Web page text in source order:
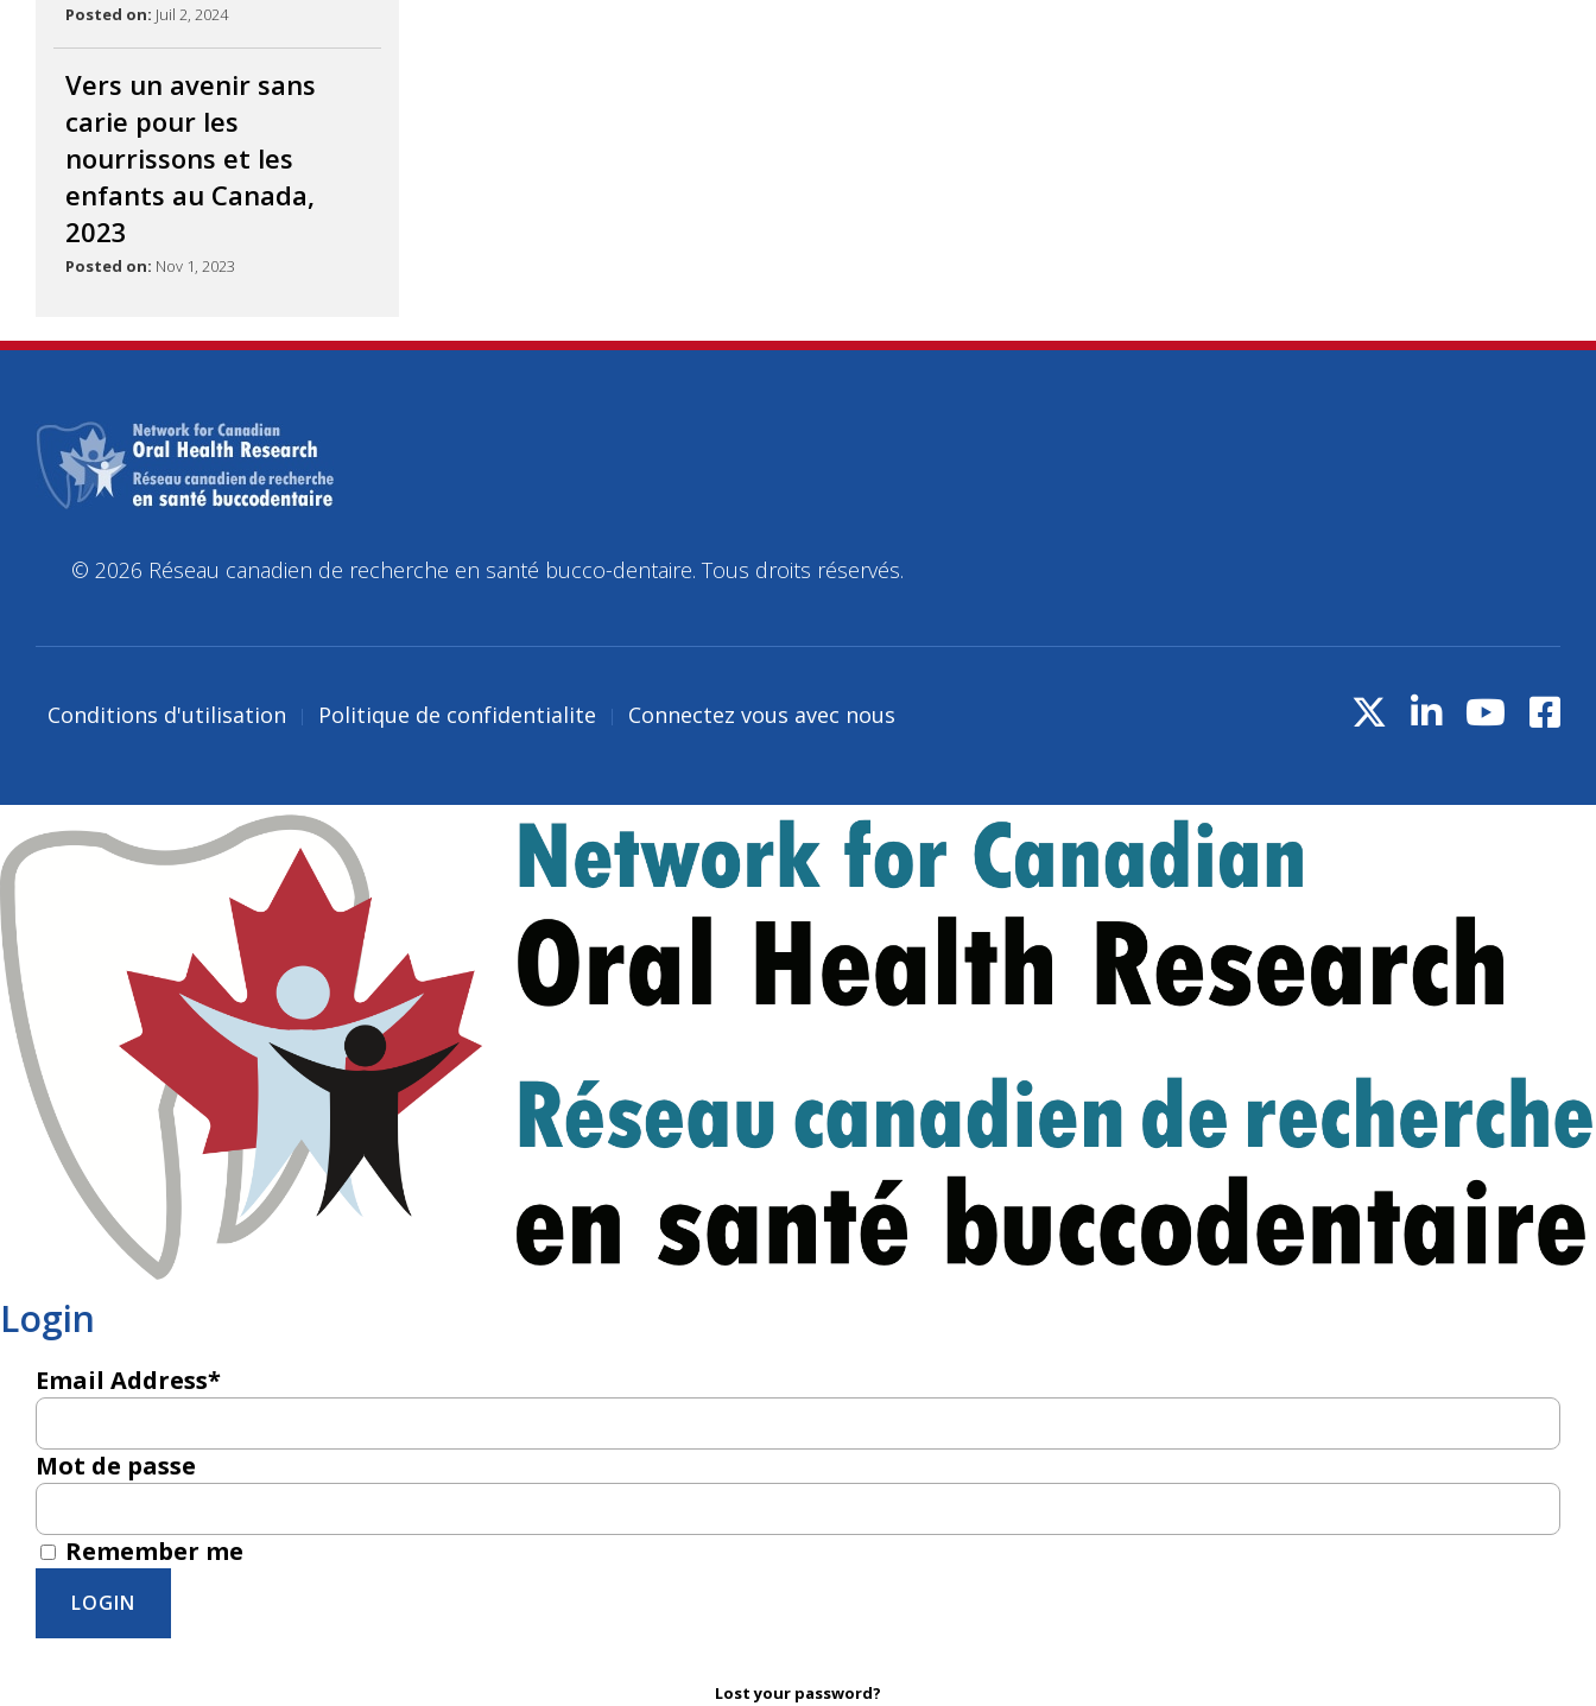
Posted on: Juil 2, 2024
Vers un avenir sans
carie pour les
nourrissons et les
enfants au Canada,
2023
Posted on: Nov 1, 2023
© 2026 Réseau canadien de recherche en santé bucco-dentaire. Tous droits réservés.
Conditions d'utilisation Politique de confidentialite Connectez vous avec nous
Login
Email Address*
Mot de passe
Remember me
Lost your password?